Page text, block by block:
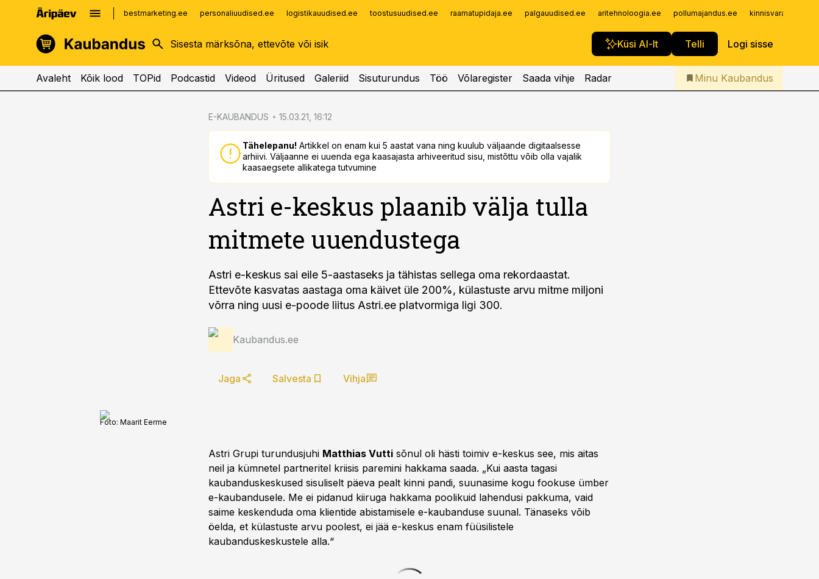
bestmarketing.ee personaliuudised.ee logistikauudised.ee toostusuudised.ee raamatupidaja.ee palgauudised.ee aritehnoloogia.ee pollumajandus.ee
Küsi AI-lt Telli Logi sisse
kinnisvarauudised.ee
logistikauudised.ee
imelineajalugu.ee
Infopank
Iseteenindus
Telli Kaubandus
Avaleht Kõik lood TOPid Podcastid Videod Üritused Galeriid Sisuturundus Töö Võlaregister Saada vihje Radar Minu Kaubandus
E-KAUBANDUS 15.03.21, 16:12
Tähelepanu! Artikkel on enam kui 5 aastat vana ning kuulub väljaande digitaalsesse
arhiivi. Väljaanne ei uuenda ega kaasajasta arhiveeritud sisu, mistõttu võib olla vajalik
kaasaegsete allikatega tutvumine
Astri e-keskus plaanib välja tulla
mitmete uuendustega
Astri e-keskus sai eile 5-aastaseks ja tähistas sellega oma rekordaastat.
Ettevõte kasvatas aastaga oma käivet üle 200%, külastuste arvu mitme miljoni
võrra ning uusi e-poode liitus Astri.ee platvormiga ligi 300.
Kaubandus.ee
Jaga Salvesta Vihja
Foto: Maarit Eerme
Astri Grupi turundusjuhi Matthias Vutti sõnul oli hästi toimiv e-keskus see, mis aitas
neil ja kümnetel partneritel kriisis paremini hakkama saada. „Kui aasta tagasi
kaubanduskeskused sisuliselt päeva pealt kinni pandi, suunasime kogu fookuse ümber
e-kaubandusele. Me ei pidanud kiiruga hakkama poolikuid lahendusi pakkuma, vaid
saime keskenduda oma klientide abistamisele e-kaubanduse suunal. Tänaseks võib
öelda, et külastuste arvu poolest, ei jää e-keskus enam füüsilistele
kaubanduskeskustele alla.“